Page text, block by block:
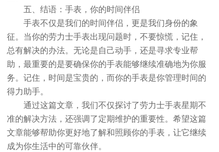
五、结语：手表，你的时间伴侣
手表不仅是我们的时间伴侣，更是我们身份的象
征。当你的劳力士手表出现问题时，不要惊慌，记住，
总有解决的办法。无论是自己动手，还是寻求专业帮
助，最重要的是要确保你的手表能够继续准确地为你服
务。记住，时间是宝贵的，而你的手表是你管理时间的
得力助手。
通过这篇文章，我们不仅探讨了劳力士手表星期不
准的解决方法，还强调了定期维护的重要性。希望这篇
文章能够帮助你更好地了解和照顾你的手表，让它继续
成为你生活中的可靠伙伴。